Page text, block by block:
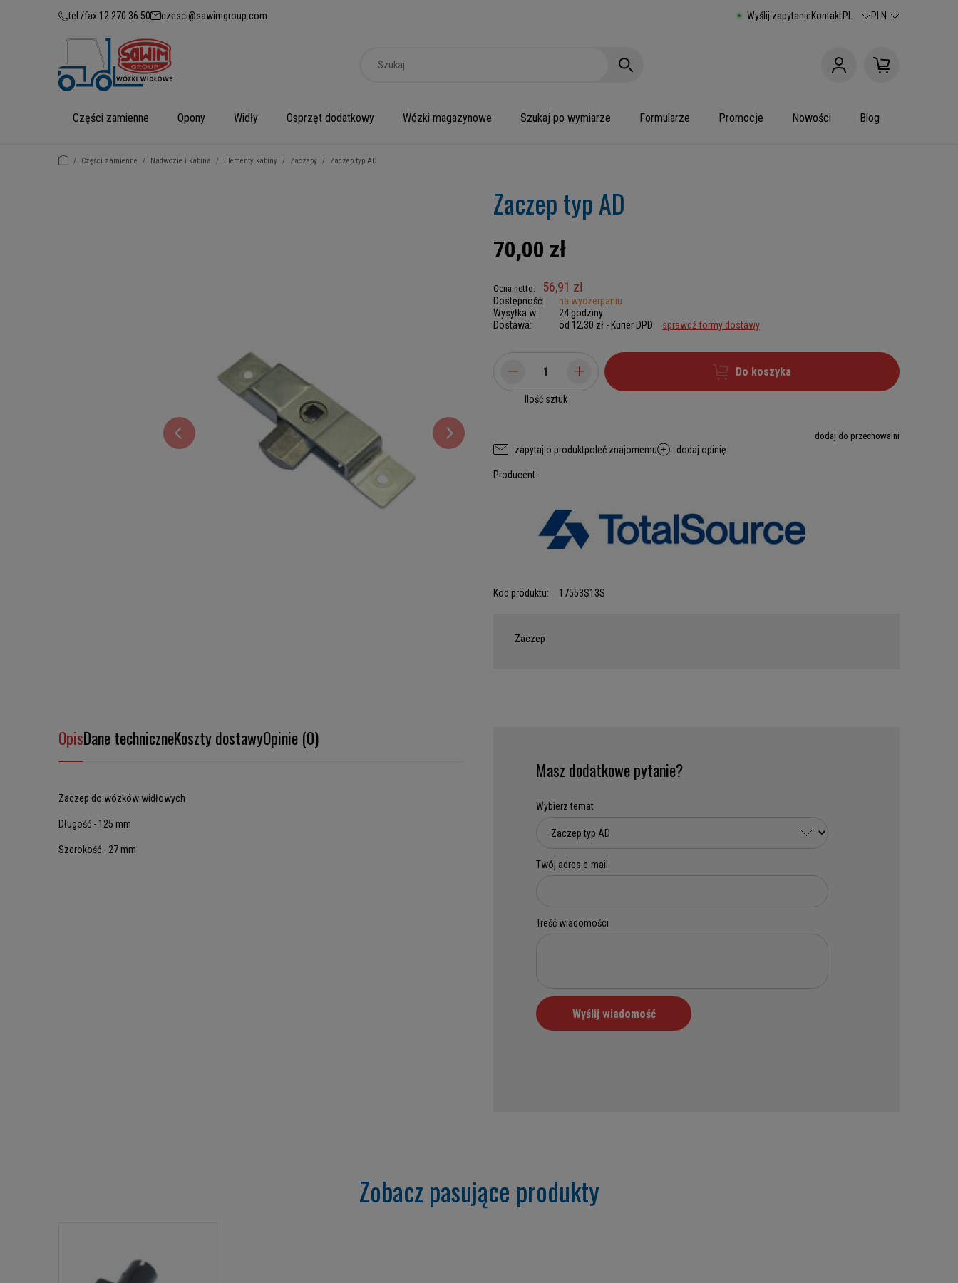
tel./fax 12 270 36 50 czesci@sawimgroup.com Wyślij zapytanieKontaktPL PLN
Części zamienne Opony Widły Osprzęt dodatkowy Wózki magazynowe Szukaj po wymiarze Formularze Promocje Nowości Blog
/ Części zamienne / Nadwozie i kabina / Elementy kabiny / Zaczepy / Zaczep typ AD
Zaczep typ AD
70,00 zł
Cena netto: 56,91 zł
Dostępność:
na wyczerpaniu
Wysyłka w:
24 godziny
Dostawa:
od 12,30 zł - Kurier DPD sprawdź formy dostawy
Ilość sztuk
Do koszyka
dodaj do przechowalni
zapytaj o produktpoleć znajomemu dodaj opinię
Producent:
Kod produktu: 17553S13S
Zaczep
OpisDane techniczneKoszty dostawyOpinie (0)
Zaczep do wózków widłowych
Długość - 125 mm
Szerokość - 27 mm
Masz dodatkowe pytanie?
Zobacz pasujące produkty